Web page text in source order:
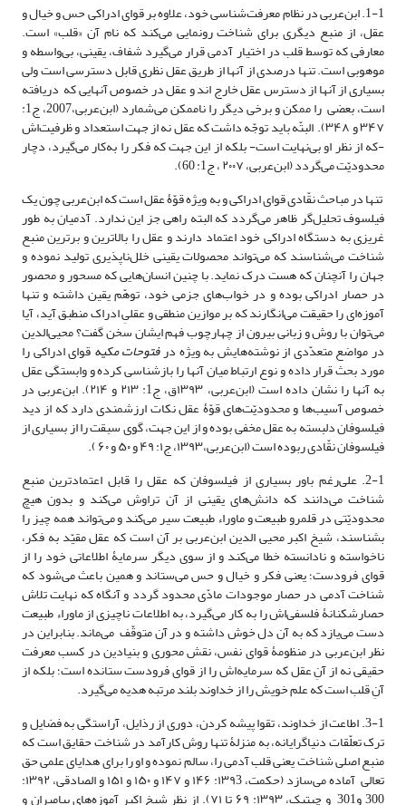
1-1. ابن‌عربی در نظام معرفت‌شناسی خود، علاوه بر قوای ادراکی حس و خیال و
عقل، از منبع دیگری برای شناخت رونمایی می‌کند که نام آن «قلب» است.
معارفی که توسط قلب در اختیار آدمی قرار می‌گیرد شفاف، یقینی، بی‌واسطه و
موهوبی است. تنها درصدی از آنها از طریق عقل نظری قابل دسترسی است ولی
بسیاری از آنها از دسترس عقل خارج اند و عقل در خصوص آنهایی که دریافته
است، بعضی را ممکن و برخی دیگر را ناممکن می‌شمارد (ابن‌عربی،2007، ج1:
۳۴۷ و ۳۴۸). البتّه باید توجّه داشت که عقل نه از جهت استعداد و ظرفیت‌اش
-که از نظر او بی‌نهایت است- بلکه از این جهت که فکر را به‌کار می‌گیرد، دچار
محدودیّت می‌گردد (ابن‌عربی، ۲۰۰۷ ، ج1: 60).
تنها در مباحث نقّادی قوای ادراکی و به ویژه قوّۀ عقل است که ابن‌عربی چون یک
فیلسوف تحلیل‌گر ظاهر می‌گردد که البته راهی جز این ندارد. آدمیان به طور
غریزی به دستگاه ادراکی خود اعتماد دارند و عقل را بالاترین و برترین منبع
شناخت می‌شناسند که می‌تواند محصولات یقینی خلل‌ناپذیری تولید نموده و
جهان را آنچنان که هست درک نماید. با چنین انسان‌هایی که مسحور و محصور
در حصار ادراکی بوده و در خواب‌های جزمی خود، توهّم یقین داشته و تنها
آموزه‌ای را حقیقت می‌انگارند که بر موازین منطقی و عقلیِ ادراک منطبق آید، آیا
می‌توان با روش و زبانی بیرون از چهارچوب فهم ایشان سخن گفت؟ محیی‌الدین
در مواضع متعدّدی از نوشته‌هایش به ویژه درفتوحات مکیهقوای ادراکی را
مورد بحث قرار داده و نوع ارتباط میان آنها را بازشناسی کرده و وابستگی عقل
به آنها را نشان داده است (ابن‌عربی، ۱۳۹۳ق، ج1: ۲۱۳ و ۲۱۴). ابن‌عربی در
خصوص آسیب‌ها و محدودیّت‌های قوّۀ عقل نکات ارزشمندی دارد که از دید
فیلسوفان دلبسته به عقل مخفی بوده و از این جهت، گوی سبقت را از بسیاری از
فیلسوفان نقّادی ربوده است (ابن‌عربی،۱۳۹۳، ج۱: ۴۹ و ۵۰ و ۶۰ ).
2-1. علی‌رغم باور بسیاری از فیلسوفان که عقل را قابل اعتمادترین منبع
شناخت می‌دانند که دانش‌های یقینی از آن تراوش می‌کند و بدون هیچ
محدودیّتی در قلمرو طبیعت و ماوراء طبیعت سیر می‌کند و می‌تواند همه چیز را
بشناسند، شیخ اکبر محیی الدین ابن‌عربی بر آن است که عقل مقیّد به فکر،
ناخواسته و نادانسته خطا می‌کند و از سوی دیگر سرمایۀ اطلاعاتی خود را از
قوای فرودست؛ یعنی فکر و خیال و حس می‌ستاند و همین باعث می‌شود که
شناخت آدمی‌ در حصار موجودات مادّی محدود گردد و آنگاه که نهایت تلاش
حصارشکنانۀ فلسفی‌اش را به کار می‌گیرد، به اطلاعات ناچیزی از ماوراء طبیعت
دست می‌یازد که به آن دل خوش داشته و در آن متوقّف می‌ماند. بنابراین در
نظر ابن‌عربی در منظومۀ قوای نفس، نقش محوری و بنیادین در کسب معرفت
حقیقی نه از آنِ عقل که سرمایه‌اش را از قوای فرودست ستانده است؛ بلکه از
آنِ قلب است که علم خویش را از خداوند بلند مرتبه هدیه می‌گیرد.
3-1. اطاعت از خداوند، تقوا پیشه کردن، دوری از رذایل، آراستگی به فضایل و
ترک تعلّقات دنیاگرایانه، به منزلۀ تنها روش کارآمد در شناخت حقایق است که
منبع اصلی شناخت یعنی قلب آدمی را، سالم نموده و او را برای هدایای علمی حق
تعالی آماده می‌سازد (حکمت، ۱۳۹3: ۱۴۶ و ۱۴۷ و ۱۵۰ و ۱۵۱ و الصادقی، ۱۳۹۲:
300 و301 و چیتیک، ۱۳۹۳: ۶۹ تا ۷۱). از نظر شیخ اکبر آموزه‌های پیامبران و